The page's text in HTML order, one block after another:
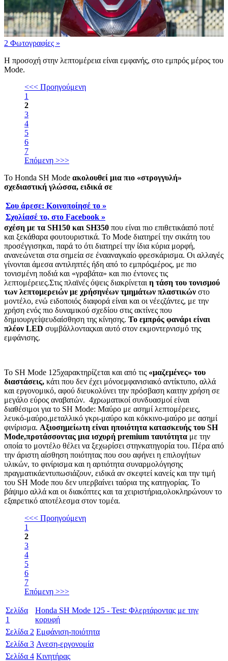
2 Φωτογραφίες »
Η προσοχή στην λεπτομέρεια είναι εμφανής, στο εμπρός μέρος του
Mode.
<<< Προηγούμενη
1
2
3
4
5
6
7
Επόμενη >>>
Το Honda SH Mode ακολουθεί μια πιο «στρογγυλή»
σχεδιαστική γλώσσα, ειδικά σε
Σου άρεσε: Κοινοποίησέ το »
Σχολίασέ το, στο Facebook »
σχέση με τα SH150 και SH350 που είναι πιο επιθετικάαπό ποτέ
και ξεκάθαρα φουτουριστικά. Το Mode διατηρεί την σικάτη του
προσέγγισηκαι, παρά το ότι διατηρεί την ίδια κύρια μορφή,
ανανεώνεται στα σημεία σε ένααναγκαίο φρεσκάρισμα. Οι αλλαγές
γίνονται άμεσα αντιληπτές ήδη από το εμπρόςμέρος, με πιο
τονισμένη ποδιά και «γραβάτα» και πιο έντονες τις
λεπτομέρειες.Στις πλαϊνές όψεις διακρίνεται η τάση του τονισμού
των λεπτομερειών με χρήσηνέων τμημάτων πλαστικών στο
μοντέλο, ενώ ειδοποιός διαφορά είναι και οι νέεςζάντες, με την
χρήση ενός πιο δυναμικού σχεδίου στις ακτίνες που
δημιουργείψευδαίσθηση της κίνησης. Το εμπρός φανάρι είναι
πλέον LED συμβάλλονταςκαι αυτό στον εκμοντερνισμό της
εμφάνισης.
Το SH Mode 125χαρακτηρίζεται και από τις «μαζεμένες» του
διαστάσεις, κάτι που δεν έχει μόνοεμφανισιακό αντίκτυπο, αλλά
και εργονομικό, αφού διευκολύνει την πρόσβαση καιτην χρήση σε
μεγάλο εύρος αναβατών. 4χρωματικοί συνδυασμοί είναι
διαθέσιμοι για το SH Mode: Μαύρο με ασημί λεπτομέρειες,
λευκό-μαύρο,μεταλλικό γκρι-μαύρο και κόκκινο-μαύρο με ασημί
φινίρισμα. Αξιοσημείωτη είναι ηποιότητα κατασκευής του SH
Mode,προτάσσοντας μια ισχυρή premium ταυτότητα με την
οποία το μοντέλο θέλει να ξεχωρίσει στηνκατηγορία του. Πέρα από
την άριστη αίσθηση ποιότητας που σου αφήνει η επιλογήτων
υλικών, το φινίρισμα και η αρτιότητα συναρμολόγησης
πραγματικάεντυπωσιάζουν, ειδικά αν σκεφτεί κανείς και την τιμή
του SH Mode που δεν υπερβαίνει ταόρια της κατηγορίας. Το
βάψιμο αλλά και οι διακόπτες και τα χειριστήρια,ολοκληρώνουν το
εξαιρετικό αποτέλεσμα στον τομέα.
<<< Προηγούμενη
1
2
3
4
5
6
7
Επόμενη >>>
Σελίδα
1
Honda SH Mode 125 - Test: Φλερτάροντας με την
κορυφή
Σελίδα 2 Εμφάνιση-ποιότητα
Σελίδα 3 Ανεση-εργονομία
Σελίδα 4 Κινητήρας